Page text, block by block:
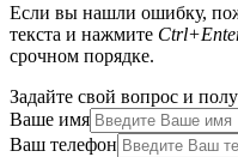
Если вы нашли ошибку,
текста и нажмите
срочном порядке.
Задайте свой вопрос и
Ваше имя
Ваш телефон